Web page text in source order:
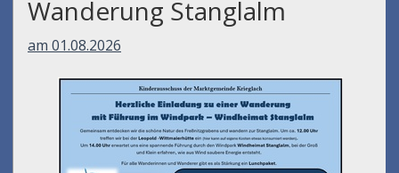
Wanderung Stanglalm
am 01.08.2026